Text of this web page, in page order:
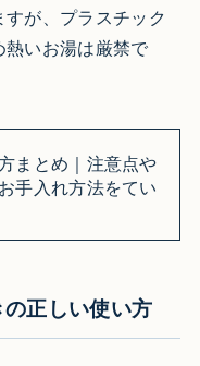
が、プラスチック
いお湯は厳禁で
まとめ｜注意点や
手入れ方法をてい
正しい使い方